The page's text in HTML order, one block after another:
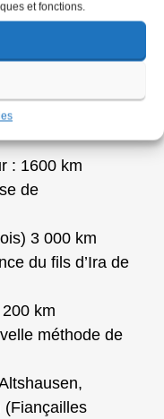
et fonctions.
répond :
plus concret
déplacements
de
: 1600 km
de
3 000 km
du fils d’Ira de
km
méthode de
(Fiançailles